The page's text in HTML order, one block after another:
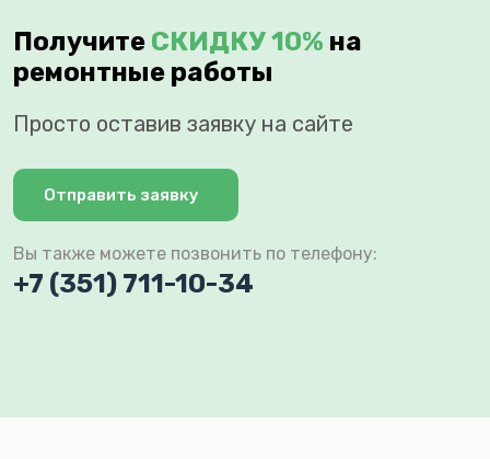
Получите СКИДКУ 10% на
ремонтные работы
Просто оставив заявку на сайте
Отправить заявку
Вы также можете позвонить по телефону:
+7 (351) 711-10-34